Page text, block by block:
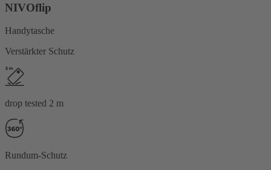
NIVOflip
Handytasche
Verstärkter Schutz
drop tested 2 m
Rundum-Schutz